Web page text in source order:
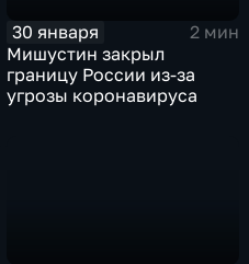
30 января
2 мин
Мишустин закрыл
границу России из-за
угрозы коронавируса